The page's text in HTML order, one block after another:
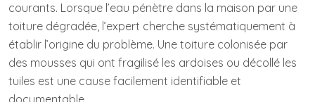
courants. Lorsque l’eau pénètre dans la maison par une
toiture dégradée, l’expert cherche systématiquement à
établir l’origine du problème. Une toiture colonisée par
des mousses qui ont fragilisé les ardoises ou décollé les
tuiles est une cause facilement identifiable et